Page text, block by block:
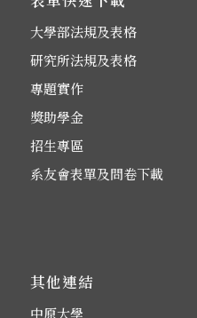
大學部法規及表格
研究所法規及表格
專題實作
獎助學金
招生專區
系友會表單及問卷下載
其他連結
中原大學